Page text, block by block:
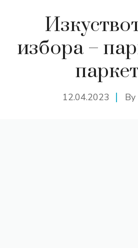
избора –
12.04.2023 By